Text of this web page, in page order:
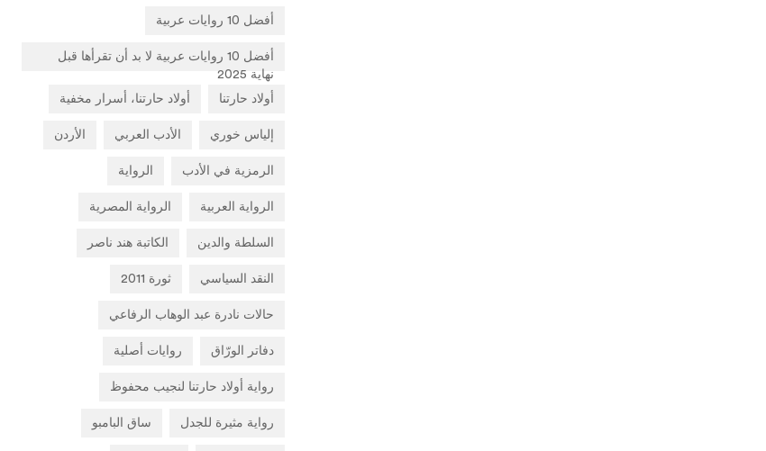
أفضل 10 روايات عربية
أفضل 10 روايات عربية لا بد أن تقرأها قبل
نهاية 2025
أولاد حارتنا
أولاد حارتنا، أسرار مخفية
إلياس خوري الأدب العربي الأردن
الرمزية في الأدب الرواية
الرواية العربية الرواية المصرية
السلطة والدين الكاتبة هند ناصر
النقد السياسي ثورة 2011
حالات نادرة عبد الوهاب الرفاعي
دفاتر الورّاق روايات أصلية
رواية أولاد حارتنا لنجيب محفوظ
رواية مثيرة للجدل ساق البامبو